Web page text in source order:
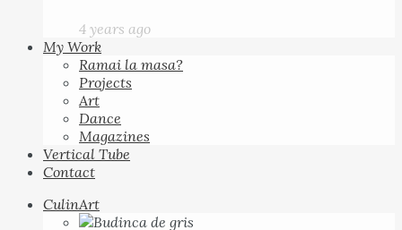
4 years ago
My Work
Ramai la masa?
Projects
Art
Dance
Magazines
Vertical Tube
Contact
CulinArt